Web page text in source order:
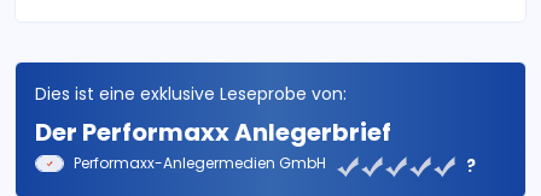
Dies ist eine exklusive Leseprobe von:
Der Performaxx Anlegerbrief
Performaxx-Anlegermedien GmbH ?